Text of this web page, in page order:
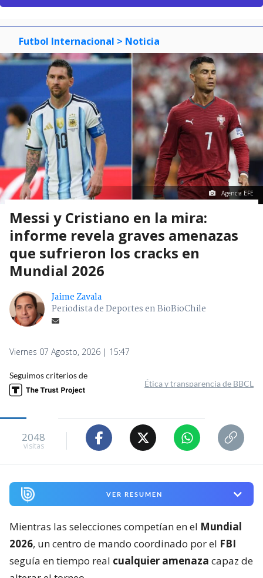
Futbol Internacional > Noticia
Agencia EFE
Messi y Cristiano en la mira:
informe revela graves amenazas
que sufrieron los cracks en
Mundial 2026
Jaime Zavala
Periodista de Deportes en BioBioChile
Viernes 07 Agosto, 2026 | 15:47
Seguimos criterios de
Ética y transparencia de BBCL
2048
visitas
VER RESUMEN
Mientras las selecciones competían en el Mundial
2026, un centro de mando coordinado por el FBI
seguía en tiempo real cualquier amenaza capaz de